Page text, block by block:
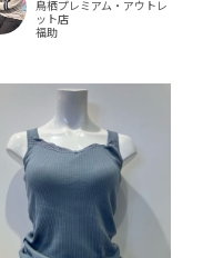
鳥栖プレミアム・アウトレ
ット店
福助